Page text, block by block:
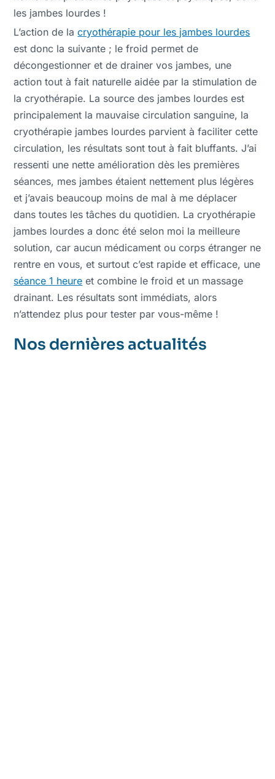
les jambes lourdes !
L’action de lacryothérapie pour les jambes lourdes
est donc la suivante ; le froid permet de
décongestionner et de drainer vos jambes, une
action tout à fait naturelle aidée par la stimulation de
la cryothérapie. La source des jambes lourdes est
principalement la mauvaise circulation sanguine, la
cryothérapie jambes lourdes parvient à faciliter cette
circulation, les résultats sont tout à fait bluffants. J’ai
ressenti une nette amélioration dès les premières
séances, mes jambes étaient nettement plus légères
et j’avais beaucoup moins de mal à me déplacer
dans toutes les tâches du quotidien. La cryothérapie
jambes lourdes a donc été selon moi la meilleure
solution, car aucun médicament ou corps étranger ne
rentre en vous, et surtout c’est rapide et efficace, une
séance 1 heure et combine le froid et un massage
drainant. Les résultats sont immédiats, alors
n’attendez plus pour tester par vous-même !
Nos dernières actualités